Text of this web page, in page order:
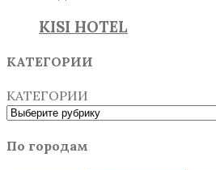
KISI HOTEL
КАТЕГОРИИ
КАТЕГОРИИ
По городам